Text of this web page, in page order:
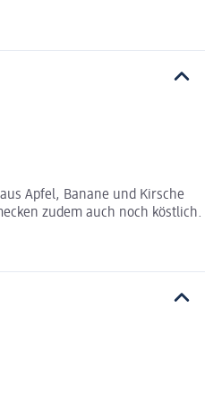
Apfel, Banane und Kirsche
zudem auch noch köstlich.